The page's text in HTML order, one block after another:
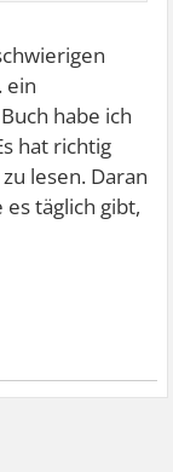
wir es so
ein
habe ich
hat richtig
lesen. Daran
täglich gibt,